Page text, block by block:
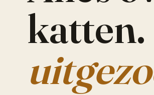
katten.